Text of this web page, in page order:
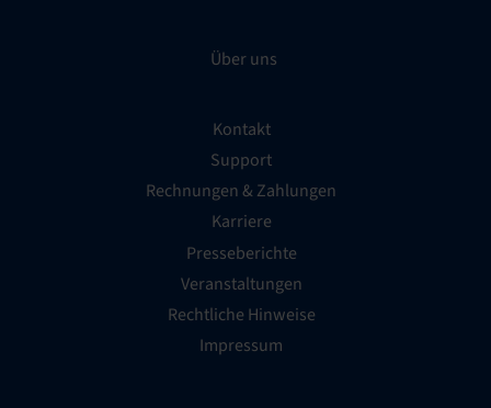
Über uns
Kontakt
Support
Rechnungen & Zahlungen
Karriere
Presseberichte
Veranstaltungen
Rechtliche Hinweise
Impressum